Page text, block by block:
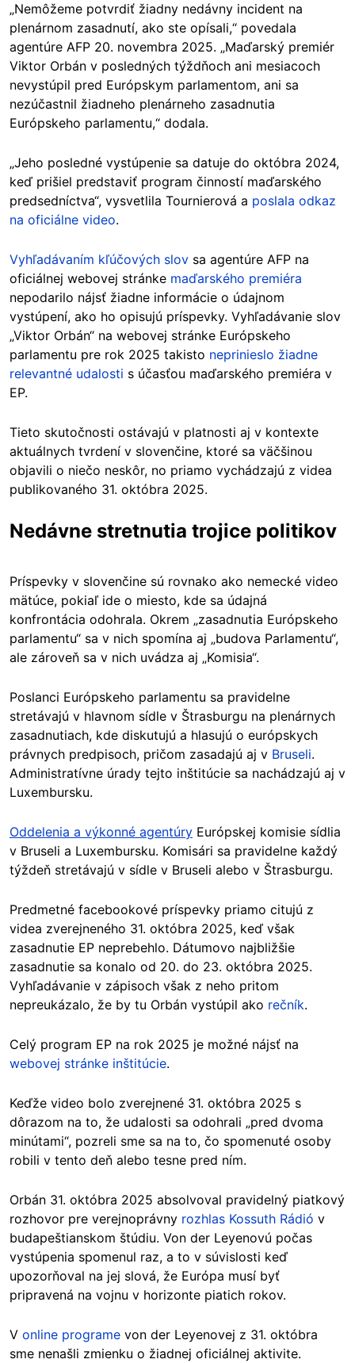
„Nemôžeme potvrdiť žiadny nedávny incident na
plenárnom zasadnutí, ako ste opísali,“ povedala
agentúre AFP 20. novembra 2025. „Maďarský premiér
Viktor Orbán v posledných týždňoch ani mesiacoch
nevystúpil pred Európskym parlamentom, ani sa
nezúčastnil žiadneho plenárneho zasadnutia
Európskeho parlamentu,“ dodala.
„Jeho posledné vystúpenie sa datuje do októbra 2024,
keď prišiel predstaviť program činností maďarského
predsedníctva“, vysvetlila Tournierová a poslala odkaz
na oficiálne video.
Vyhľadávaním kľúčových slov sa agentúre AFP na
oficiálnej webovej stránke maďarského premiéra
nepodarilo nájsť žiadne informácie o údajnom
vystúpení, ako ho opisujú príspevky. Vyhľadávanie slov
„Viktor Orbán“ na webovej stránke Európskeho
parlamentu pre rok 2025 takisto neprinieslo žiadne
relevantné udalosti s účasťou maďarského premiéra v
EP.
Tieto skutočnosti ostávajú v platnosti aj v kontexte
aktuálnych tvrdení v slovenčine, ktoré sa väčšinou
objavili o niečo neskôr, no priamo vychádzajú z videa
publikovaného 31. októbra 2025.
Nedávne stretnutia trojice politikov
Príspevky v slovenčine sú rovnako ako nemecké video
mätúce, pokiaľ ide o miesto, kde sa údajná
konfrontácia odohrala. Okrem „zasadnutia Európskeho
parlamentu“ sa v nich spomína aj „budova Parlamentu“,
ale zároveň sa v nich uvádza aj „Komisia“.
Poslanci Európskeho parlamentu sa pravidelne
stretávajú v hlavnom sídle v Štrasburgu na plenárnych
zasadnutiach, kde diskutujú a hlasujú o európskych
právnych predpisoch, pričom zasadajú aj v Bruseli.
Administratívne úrady tejto inštitúcie sa nachádzajú aj v
Luxembursku.
Oddelenia a výkonné agentúry Európskej komisie sídlia
v Bruseli a Luxembursku. Komisári sa pravidelne každý
týždeň stretávajú v sídle v Bruseli alebo v Štrasburgu.
Predmetné facebookové príspevky priamo citujú z
videa zverejneného 31. októbra 2025, keď však
zasadnutie EP neprebehlo. Dátumovo najbližšie
zasadnutie sa konalo od 20. do 23. októbra 2025.
Vyhľadávanie v zápisoch však z neho pritom
nepreukázalo, že by tu Orbán vystúpil ako rečník.
Celý program EP na rok 2025 je možné nájsť na
webovej stránke inštitúcie.
Keďže video bolo zverejnené 31. októbra 2025 s
dôrazom na to, že udalosti sa odohrali „pred dvoma
minútami“, pozreli sme sa na to, čo spomenuté osoby
robili v tento deň alebo tesne pred ním.
Orbán 31. októbra 2025 absolvoval pravidelný piatkový
rozhovor pre verejnoprávny rozhlas Kossuth Rádió v
budapeštianskom štúdiu. Von der Leyenovú počas
vystúpenia spomenul raz, a to v súvislosti keď
upozorňoval na jej slová, že Európa musí byť
pripravená na vojnu v horizonte piatich rokov.
V online programe von der Leyenovej z 31. októbra
sme nenašli zmienku o žiadnej oficiálnej aktivite.